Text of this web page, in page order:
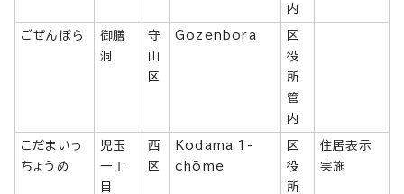
内
ごぜんぼら
御膳
洞
守
山
区
Gozenbora
区
役
所
管
内
こだまいっ
ちょうめ
児玉
一丁
目
西
区
Kodama 1-
chōme
区
役
所
住居表示
実施